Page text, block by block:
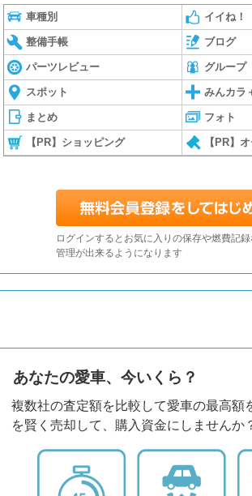
車種別 イイね！
整備手帳 ブログ
パーツレビュー グループ
スポット みんカラ
まとめ フォト
【PR】ショッピング 【PR】
ログインするとお気に入りの保存や燃費記
管理が出来るようになります
あなたの愛車、今いくら？
複数社の査定額を比較して愛車の最高額
を賢く売却して、購入資金にしませんか